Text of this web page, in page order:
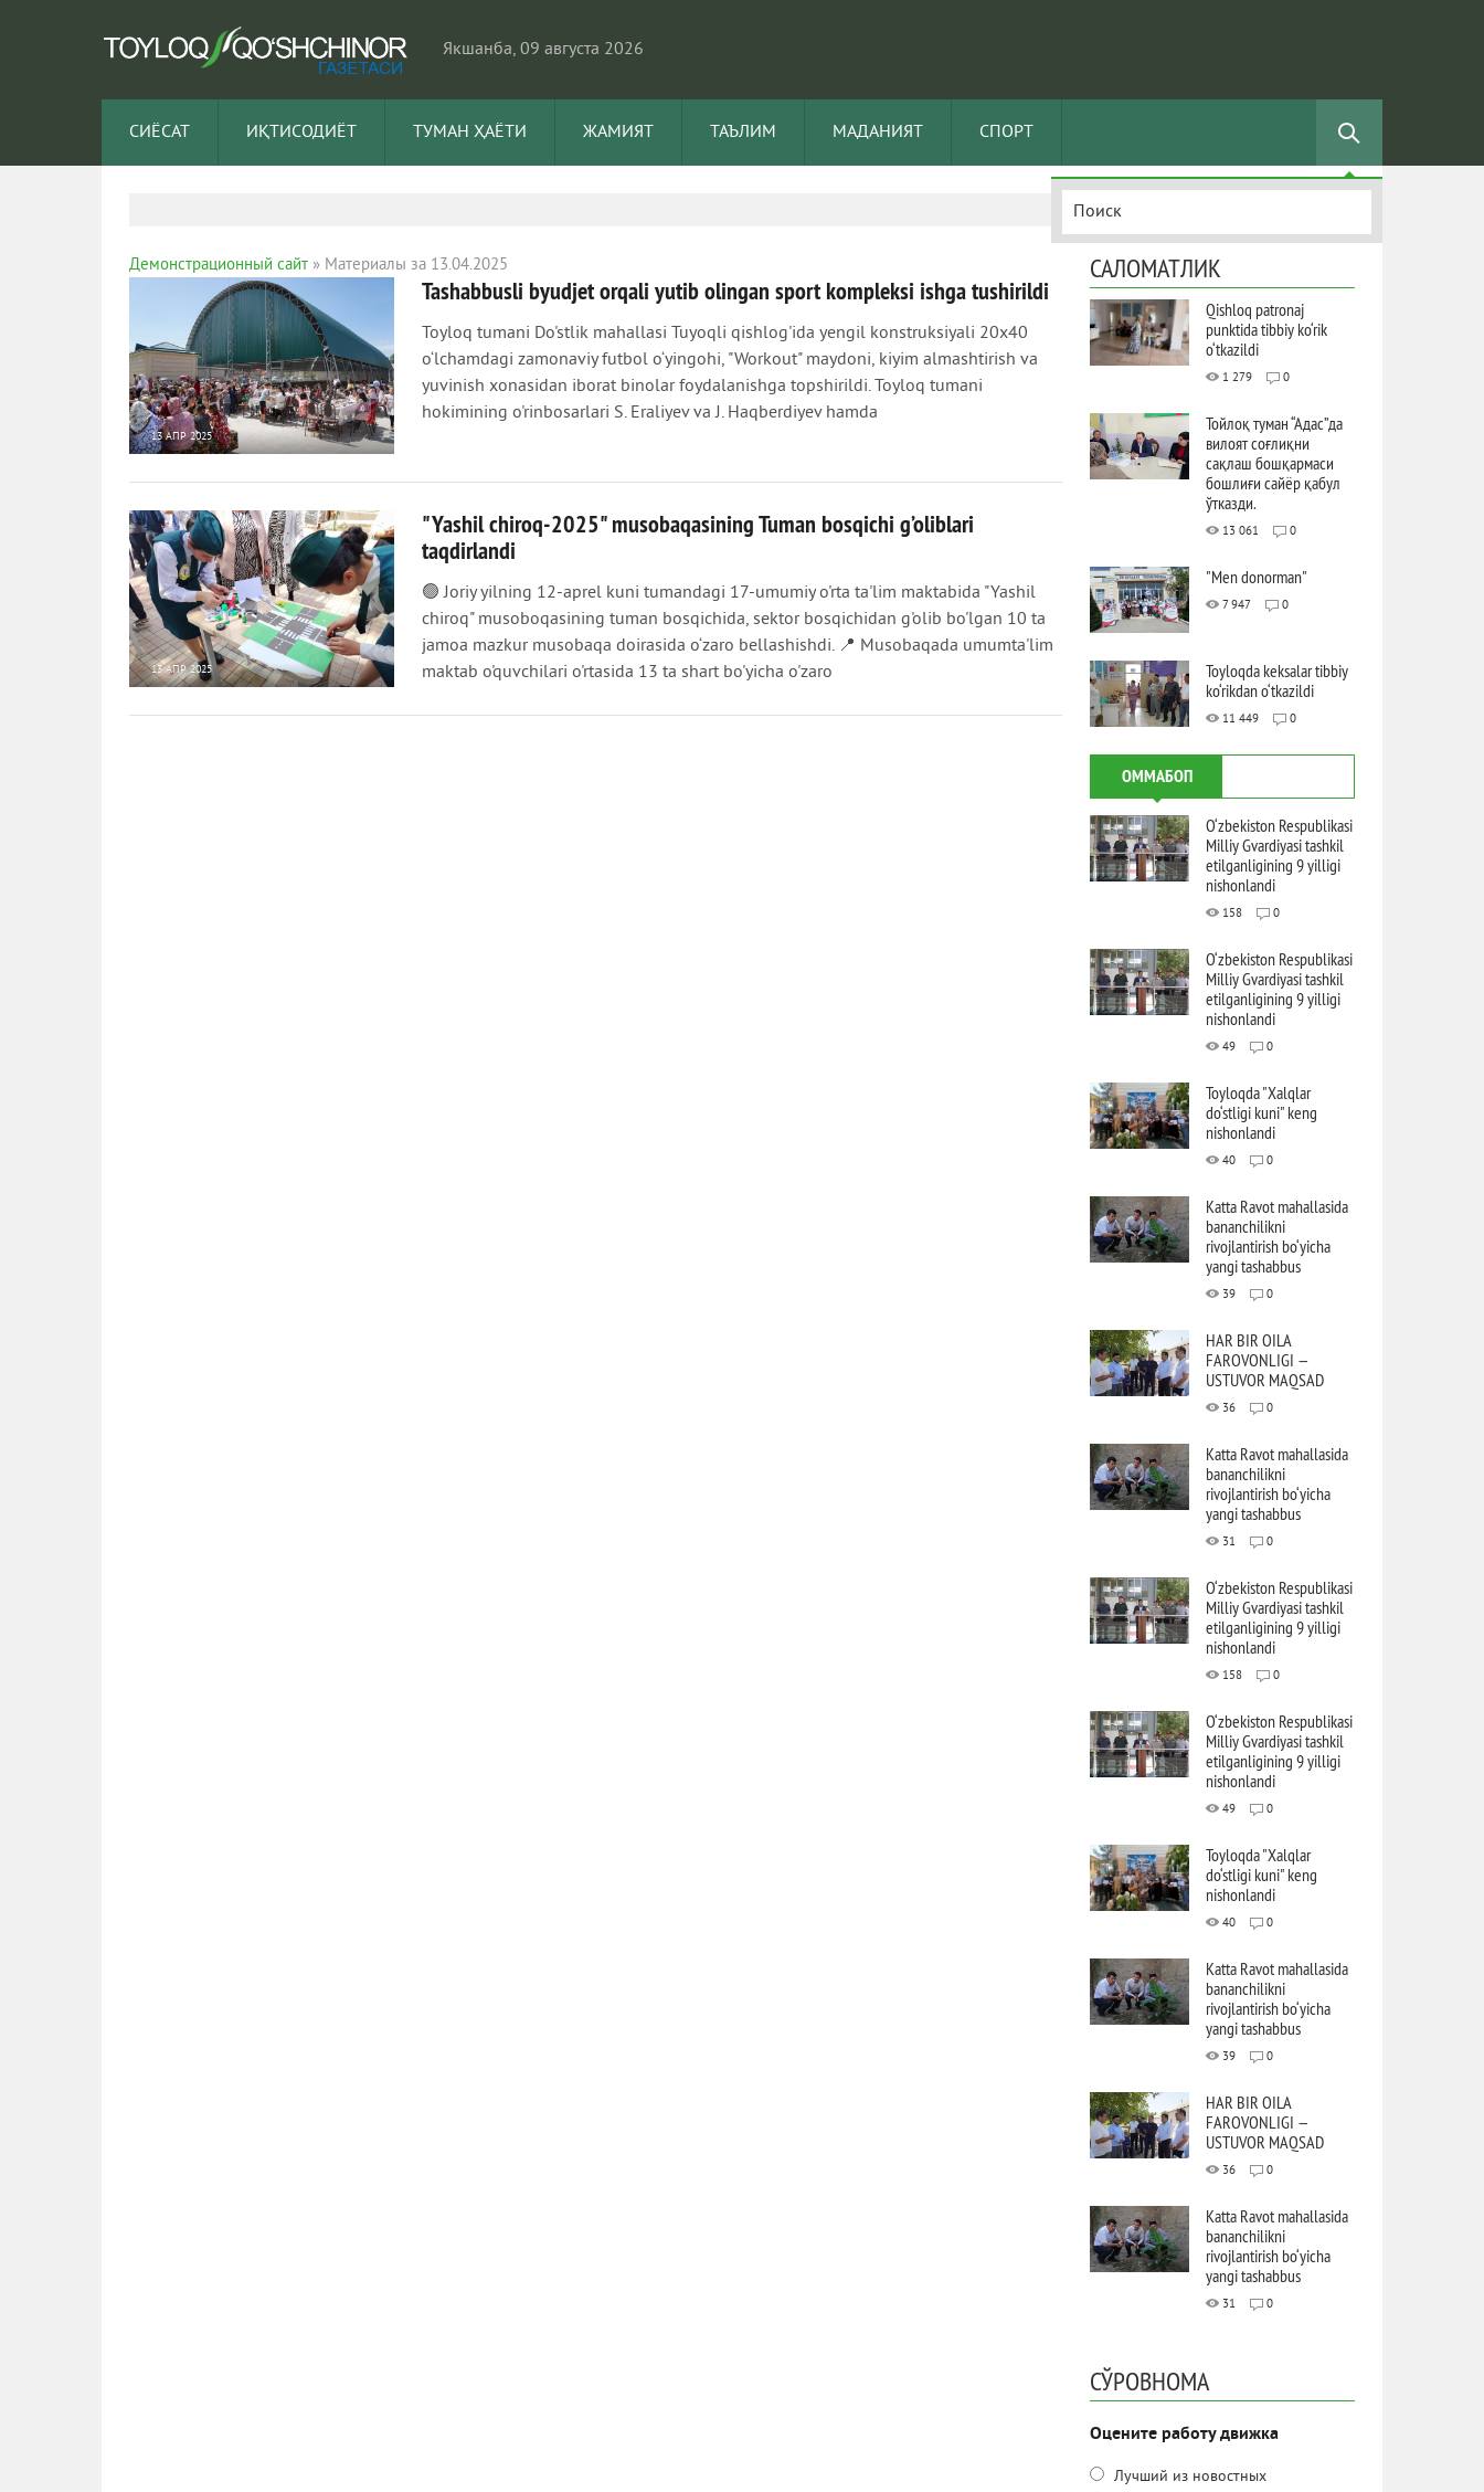
Якшанба, 09 августа 2026
СИЁСАТ ИҚТИСОДИЁТ ТУМАН ҲАЁТИ ЖАМИЯТ ТАЪЛИМ МАДАНИЯТ СПОРТ
Демонстрационный сайт » Материалы за 13.04.2025
13 АПР 2025
Tashabbusli byudjet orqali yutib olingan sport kompleksi ishga tushirildi
Toyloq tumani Do'stlik mahallasi Tuyoqli qishlog'ida yengil konstruksiyali 20x40
o‘lchamdagi zamonaviy futbol o‘yingohi, "Workout" maydoni, kiyim almashtirish va
yuvinish xonasidan iborat binolar foydalanishga topshirildi. Toyloq tumani
hokimining o'rinbosarlari S. Eraliyev va J. Haqberdiyev hamda
13 АПР 2025
"Yashil chiroq-2025" musobaqasining Tuman bosqichi g’oliblari
taqdirlandi
🟢 Joriy yilning 12-aprel kuni tumandagi 17-umumiy o'rta ta'lim maktabida "Yashil
chiroq" musoboqasining tuman bosqichida, sektor bosqichidan g'olib bo'lgan 10 ta
jamoa mazkur musobaqa doirasida o‘zaro bellashishdi. 📍 Musobaqada umumta'lim
maktab o'quvchilari o'rtasida 13 ta shart bo'yicha o'zaro
САЛОМАТЛИК
Qishloq patronaj
punktida tibbiy ko‘rik
o‘tkazildi
1 279 0
Тойлоқ туман “Адас”да
вилоят соғлиқни
сақлаш бошқармаси
бошлиғи сайёр қабул
ўтказди.
13 061 0
"Men donorman"
7 947 0
Toyloqda keksalar tibbiy
ko‘rikdan o‘tkazildi
11 449 0
ОММАБОП
O‘zbekiston Respublikasi
Milliy Gvardiyasi tashkil
etilganligining 9 yilligi
nishonlandi
158 0
O‘zbekiston Respublikasi
Milliy Gvardiyasi tashkil
etilganligining 9 yilligi
nishonlandi
49 0
Toyloqda "Xalqlar
do‘stligi kuni" keng
nishonlandi
40 0
Katta Ravot mahallasida
bananchilikni
rivojlantirish bo‘yicha
yangi tashabbus
39 0
HAR BIR OILA
FAROVONLIGI —
USTUVOR MAQSAD
36 0
Katta Ravot mahallasida
bananchilikni
rivojlantirish bo‘yicha
yangi tashabbus
31 0
O‘zbekiston Respublikasi
Milliy Gvardiyasi tashkil
etilganligining 9 yilligi
nishonlandi
158 0
O‘zbekiston Respublikasi
Milliy Gvardiyasi tashkil
etilganligining 9 yilligi
nishonlandi
49 0
Toyloqda "Xalqlar
do‘stligi kuni" keng
nishonlandi
40 0
Katta Ravot mahallasida
bananchilikni
rivojlantirish bo‘yicha
yangi tashabbus
39 0
HAR BIR OILA
FAROVONLIGI —
USTUVOR MAQSAD
36 0
Katta Ravot mahallasida
bananchilikni
rivojlantirish bo‘yicha
yangi tashabbus
31 0
СЎРОВНОМА
Оцените работу движка
Лучший из новостных